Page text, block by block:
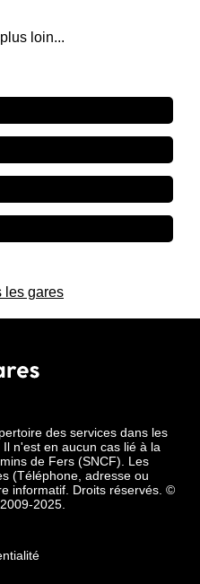
loin...
les gares
des services dans les
n'est en aucun cas lié à la
de Fers (SNCF). Les
(Téléphone, adresse ou
informatif. Droits réservés. ©
2025.